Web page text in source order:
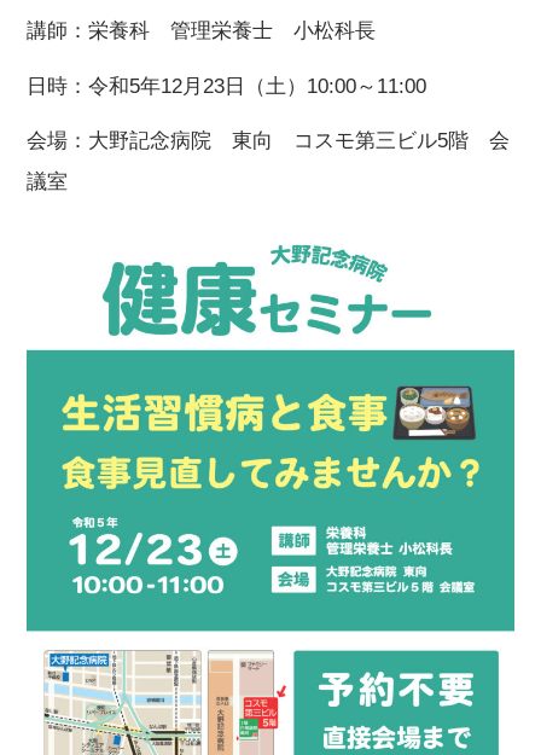
講師：栄養科 管理栄養士 小松科長
日時：令和5年12月23日（土）10:00～11:00
会場：大野記念病院 東向 コスモ第三ビル5階 会
議室